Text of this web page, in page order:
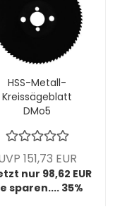
HSS-Metall-
Kreissägeblatt
DMo5
250x2,0x40 mm,
HZ T8, VPE = 1
Stück
151,73 EUR
nur 98,62 EUR
sparen.... 35%